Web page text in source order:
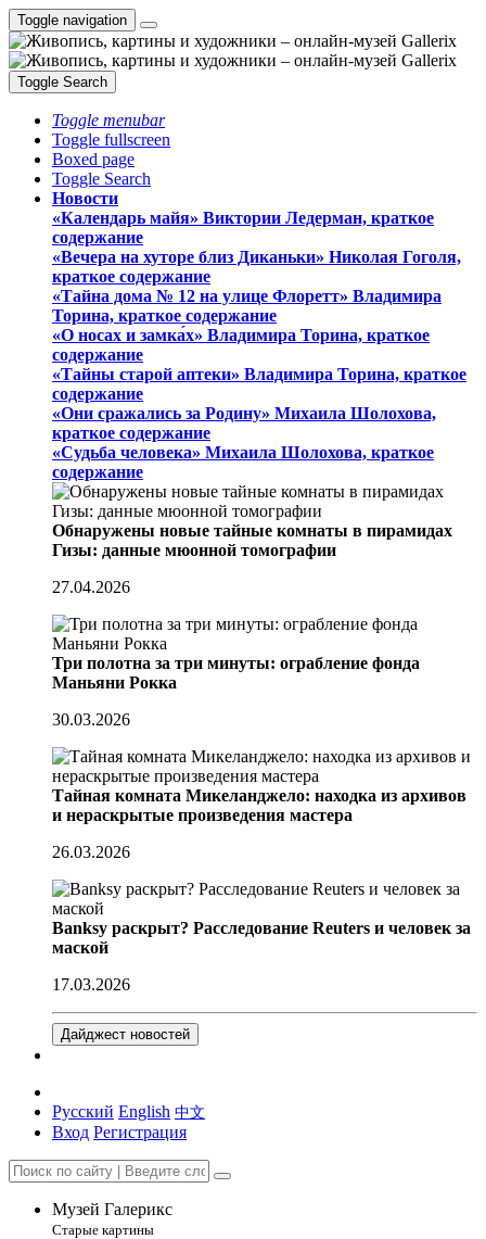
Toggle navigation
Toggle Search
Toggle menubar
Toggle fullscreen
Boxed page
Toggle Search
Новости
«Календарь майя» Виктории Ледерман, краткое
содержание
«Вечера на хуторе близ Диканьки» Николая Гоголя,
краткое содержание
«Тайна дома № 12 на улице Флоретт» Владимира
Торина, краткое содержание
«О носах и замка́х» Владимира Торина, краткое
содержание
«Тайны старой аптеки» Владимира Торина, краткое
содержание
«Они сражались за Родину» Михаила Шолохова,
краткое содержание
«Судьба человека» Михаила Шолохова, краткое
содержание
Обнаружены новые тайные комнаты в пирамидах
Гизы: данные мюонной томографии
27.04.2026
Три полотна за три минуты: ограбление фонда
Маньяни Рокка
30.03.2026
Тайная комната Микеланджело: находка из архивов
и нераскрытые произведения мастера
26.03.2026
Banksy раскрыт? Расследование Reuters и человек за
маской
17.03.2026
Дайджест новостей
Русский English 中文
Вход Регистрация
Музей Галерикс
Старые картины